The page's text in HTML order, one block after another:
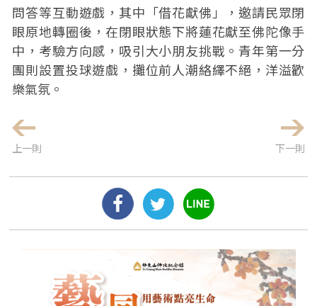
問答等互動遊戲，其中「借花獻佛」，邀請民眾閉
眼原地轉圈後，在閉眼狀態下將蓮花獻至佛陀像手
中，考驗方向感，吸引大小朋友挑戰。青年第一分
團則設置投球遊戲，攤位前人潮絡繹不絕，洋溢歡
樂氣氛。
上一則 下一則